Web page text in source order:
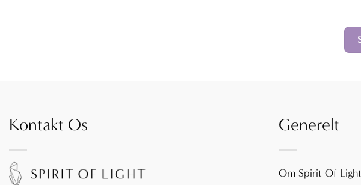
Kontakt Os Generelt
Om Spirit Of Light